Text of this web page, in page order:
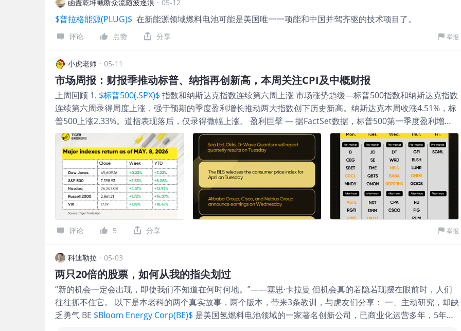
免价值。这不等于全部变成净利，因为仍要扣除电力、设备折旧、融资成本、运维成
本及税抵变现折价，但它足以改变项目的内部收益率、回本期与融资可行性。 因
此，IRA后的氢能估值不再只是「收入倍数」故事，而是从三个层面重写模型：第
易，因为10年期政策现金流提高了银行与基建基金的可预测性；第三，企业价值由概
念溢价转向资产溢价，市场更愿意区分已投产、可达标、可售出税抵的企业，与仍停
留在示范阶段的企业。 股价先反映希望，长期仍看商业化 股价反应曾相当剧烈。
2022年IRA推进后，氢能相关公司如Plug Power、Bloom Energy等一度被市场视为
政策最大受益者，有报道指部分氢能股在法案刺激下大幅上涨，Plug Power与
Bloom Energy升幅曾约达75%。这种反应并不难理解：当一项仍未完全商业化的产
业突然获得每公斤最高3美元的明确补贴，市场自然会提前把未来利润折现到股价之
中。 但随后股价走势也提醒投资者，政策不是盈利的同义词。氢能企业仍面对设备
成本高、电价波动、客户签约不足、项目延误、现金消耗快等问题。45V最终规则虽
提供较多确定性，但仍要求企业证明清洁电力来源、排放强度与合
函盖乾坤截断众流随波逐浪 · 05-12
$普拉格能源(PLUG)$ 在新能源领域燃料电池可能是美国唯一一项能和中国并驾齐驱的技术项目了。
评论 点赞 分享 举报
小虎老师 · 05-11
市场周报：财报季推动标普、纳指再创新高，本周关注CPI及中概财报
上周回顾 1. $标普500(.SPX)$ 指数和纳斯达克指数连续第六周上涨 市场涨势趋缓—标普500指数和纳斯达克指数
连续第六周录得周度上涨，强于预期的季度盈利增长推动两大指数创下历史新高。纳斯达克本周收涨4.51%，标
普500上涨2.33%。道指表现落后，仅录得微幅上涨。 盈利巨擘 — 据FactSet数据，标普500第一季度盈利增长
从3月底的13.1%飙升至27.7%，为2021年第四季度以来最强表现。 就业改善 — 连续两月增长：4月新增11.5万
个就业岗位（高于预期），3月修正后为18.5万；失业率维持在4.3%。 风格转换 — 成长型连续6周中第5次跑赢
价值型（+20%对+11%），但价值型年初至今仍保持显著领先。 油价波动 — 美国原油从周一的107美元波动至
周三的89美元，周五收于95美元附近，本周下跌约5%。 30年期收益率触及5% — 受油价驱动的通胀担忧影响，
近10个月来首次短暂突破5.00%，随后回落；收于4.95%。 负面情绪 — 密歇根大学消费者信心指数5月初值从4
月的49.8降至48.2，远低于2月56.6的峰值。 CPI前瞻 — 周二的CPI数据将检验通胀是否延续至4月；3月同比为
3.3%，能源上涨12.5%。 2. 美股板块与个股 — 标普500飙升2.33%创历史新高，AI半导体超级周期重燃 标普500
指数跳涨2.33%，创下7,398.93点的历史新高，连续第六周上涨，并录得2026年第15次历史新高收盘。 行业领
涨： OLED概念（+11.60%）、加密货币（+11.50%）和纺织（+11.21%）领涨，半导体设备（+11.05%）和IDC
评论 5 分享 举报
科迪勒拉 · 05-03
两只20倍的股票，如何从我的指尖划过
“新的机会一定会出现，即使我们不知道在何时何地。”——塞思·卡拉曼 但机会真的若隐若现摆在眼前时，人们
往往抓不住它。 以下是本老科的两个真实故事，两个版本，带来3条教训，与虎友们分享： 一、主动研究，却缺
乏勇气 BE $Bloom Energy Corp(BE)$ 是美国氢燃料电池领域的一家著名创新公司，已商业化运营多年，5年前